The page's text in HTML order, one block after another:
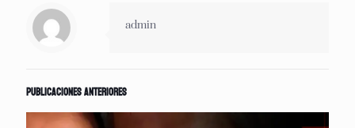
admin
Publicaciones anteriores